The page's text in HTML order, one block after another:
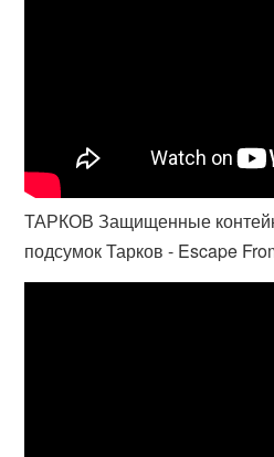
ТАРКОВ Защищенные
подсумок Тарков - Escape